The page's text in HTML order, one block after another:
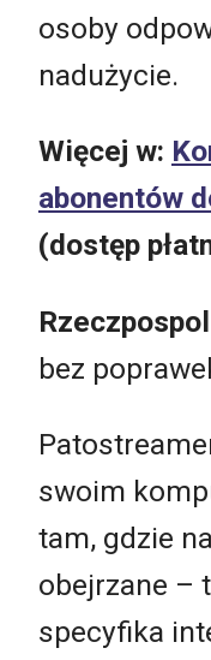
osoby
nadużycie.
Więcej w:
abonentów
(dostęp
bez
swoim
tam, gdzie
obejrzane –
specyfika